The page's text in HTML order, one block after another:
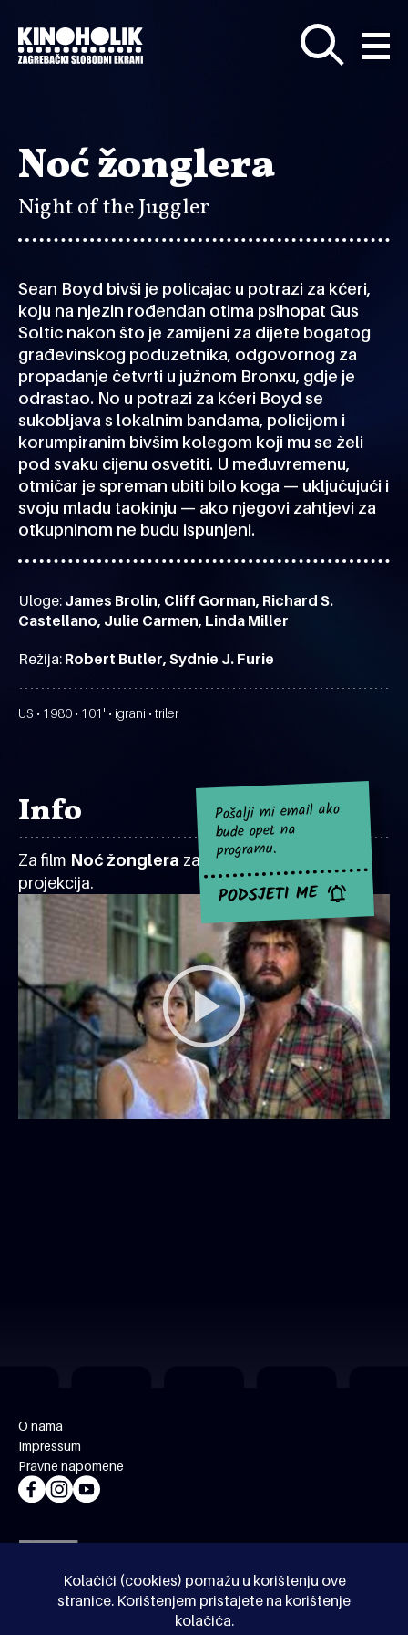
glavni
sadržaj
Kolačići (cookies) pomažu u korištenju ove
stranice. Korištenjem pristajete na korištenje
kolačića.
Noć žonglera
Night of the Juggler
Sean Boyd bivši je policajac u potrazi za kćeri,
koju na njezin rođendan otima psihopat Gus
Soltic nakon što je zamijeni za dijete bogatog
građevinskog poduzetnika, odgovornog za
propadanje četvrti u južnom Bronxu, gdje je
odrastao. No u potrazi za kćeri Boyd se
sukobljava s lokalnim bandama, policijom i
korumpiranim bivšim kolegom koji mu se želi
pod svaku cijenu osvetiti. U međuvremenu,
otmičar je spreman ubiti bilo koga — uključujući i
svoju mladu taokinju — ako njegovi zahtjevi za
otkupninom ne budu ispunjeni.
Uloge: James Brolin, Cliff Gorman, Richard S.
Castellano, Julie Carmen, Linda Miller
Režija: Robert Butler, Sydnie J. Furie
US • 1980 • 101' • igrani • triler
Info
Za film Noć žonglera za sad nema najavljenih
projekcija.
Pošalji mi email ako
bude opet na
programu.
PODSJETI ME
O nama
Impressum
Pravne napomene